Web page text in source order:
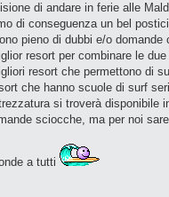
di andare in ferie alle
di conseguenza un bel
pieno di dubbi e/o
resort per combinare le
resort che permettono di
che hanno scuole di surf
si troverà disponibile
sciocche, ma per noi
a tutti